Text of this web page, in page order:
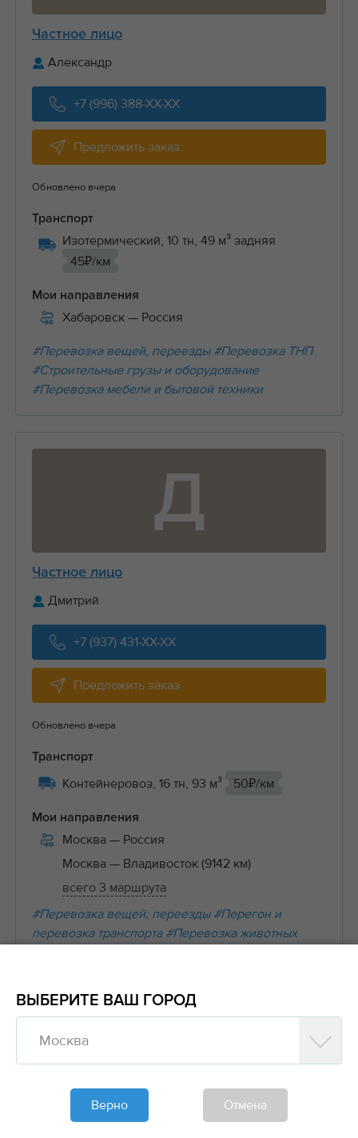
Частное лицо
Александр
+7 (996) 388-XX-XX
Предложить заказ
Обновлено вчера
Транспорт
Изотермический, 10 тн, 49 м³ задняя
45₽/км
Мои направления
Хабаровск — Россия
#Перевозка вещей, переезды #Перевозка ТНП
#Строительные грузы и оборудование
#Перевозка мебели и бытовой техники
Д
Частное лицо
Дмитрий
+7 (937) 431-XX-XX
Предложить заказ
Обновлено вчера
Транспорт
Контейнеровоз, 16 тн, 93 м³ 50₽/км
Мои направления
Москва — Россия
Москва — Владивосток (9142 км)
всего 3 маршрута
#Перевозка вещей, переезды #Перегон и
перевозка транспорта #Перевозка животных
продукция
ВЫБЕРИТЕ ВАШ ГОРОД
Москва
Верно Отмена